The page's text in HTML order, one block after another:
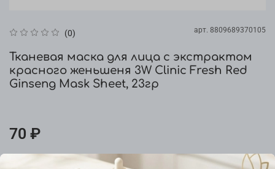
(0) арт. 8809689370105
Тканевая маска для лица с экстрактом
красного женьшеня 3W Clinic Fresh Red
Ginseng Mask Sheet, 23гр
70 ₽